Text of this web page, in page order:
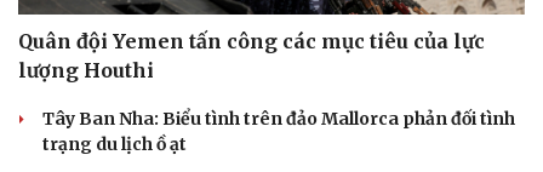
Quân đội Yemen tấn công các mục tiêu của lực
lượng Houthi
Tây Ban Nha: Biểu tình trên đảo Mallorca phản đối tình
trạng du lịch ồ ạt